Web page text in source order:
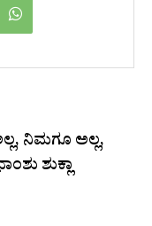
ನಿಮಗೂ ಅಲ್ಲ,
ಶುಕ್ಲಾ